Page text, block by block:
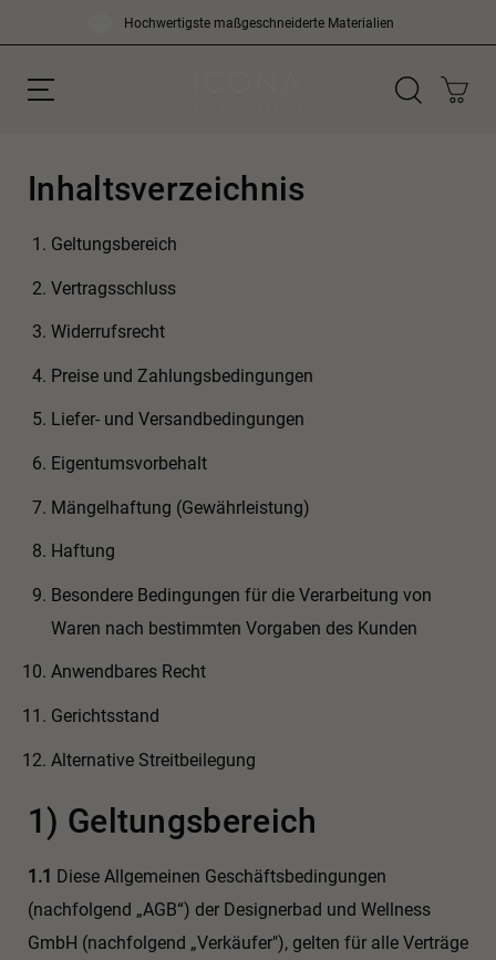
to
content
Hochwertigste maßgeschneiderte Materialien
Suchen
Inhaltsverzeichnis
Geltungsbereich
Vertragsschluss
Widerrufsrecht
Preise und Zahlungsbedingungen
Liefer- und Versandbedingungen
Eigentumsvorbehalt
Mängelhaftung (Gewährleistung)
Haftung
Besondere Bedingungen für die Verarbeitung von
Waren nach bestimmten Vorgaben des Kunden
Anwendbares Recht
Gerichtsstand
Alternative Streitbeilegung
1) Geltungsbereich
1.1 Diese Allgemeinen Geschäftsbedingungen
(nachfolgend „AGB“) der Designerbad und Wellness
GmbH (nachfolgend „Verkäufer"), gelten für alle Verträge